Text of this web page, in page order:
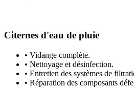
Citernes d'eau de pluie
• Vidange complète.
• Nettoyage et désinfection.
• Entretien des systèmes de
• Réparation des composants